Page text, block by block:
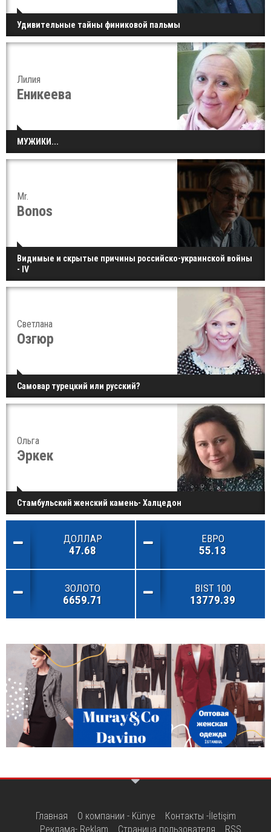
Удивительные тайны финиковой пальмы
Лилия
Еникеева
МУЖИКИ...
Mr.
Bonos
Видимые и скрытые причины российско-украинской войны
- IV
Светлана
Озгюр
Самовар турецкий или русский?
Ольга
Эркек
Стамбульский женский камень- Халцедон
ДОЛЛАР
47.68
ЕВРО
55.13
ЗОЛОТО
6659.71
BIST 100
13779.39
Главная О компании - Künye
Контакты -İletişim
Реклама- Reklam
Страница пользователя RSS